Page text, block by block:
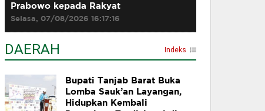
Prabowo kepada Rakyat
Selasa, 07/08/2026 16:17:16
DAERAH Indeks
Bupati Tanjab Barat Buka
Lomba Sauk’an Layangan,
Hidupkan Kembali